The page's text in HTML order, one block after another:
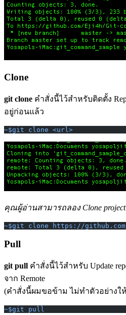
Clone
git clone คำสั่งนี้ไว้สำหรับติดตั้ง
อยู่ก่อนแล้ว
~$git clone <url>
คุณผู้อ่านสามารถลอง Clone
~$git clone https://github.com/
Pull
git pull คำสั่งนี้ไว้สำหรับ Update
จาก Remote
(คำสั่งนี้ผมขอข้าม ไม่ทำตัวอย่างใ
~$git pull